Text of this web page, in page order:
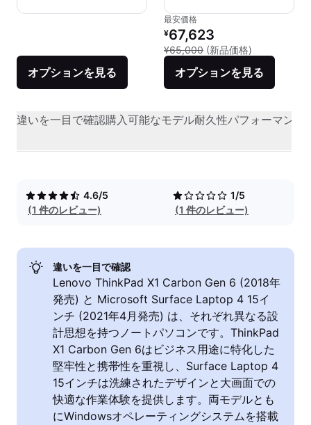
オプションを見る
最安価格
リファービッシュ品の価格：
¥67,623
¥65,000 (新品価格)
オプションを見る
違いを一目で確認購入可能なモデル耐久性パフォーマンス
4.6/5
(1 件のレビュー)
1/5
(1 件のレビュー)
違いを一目で確認
Lenovo ThinkPad X1 Carbon Gen 6 (2018年
発売) と Microsoft Surface Laptop 4 15イ
ンチ (2021年4月発売) は、それぞれ異なる設
計思想を持つノートパソコンです。ThinkPad
X1 Carbon Gen 6はビジネス用途に特化した
堅牢性と携帯性を重視し、Surface Laptop 4
15インチは洗練されたデザインと大画面での
快適な作業体験を提供します。両モデルとも
にWindowsオペレーティングシステムを搭載